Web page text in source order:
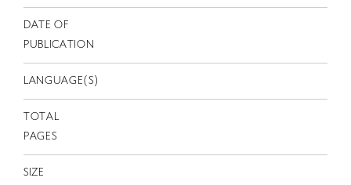
JP
EN
DATE OF
PUBLICATION
LANGUAGE(S)
TOTAL
PAGES
SIZE